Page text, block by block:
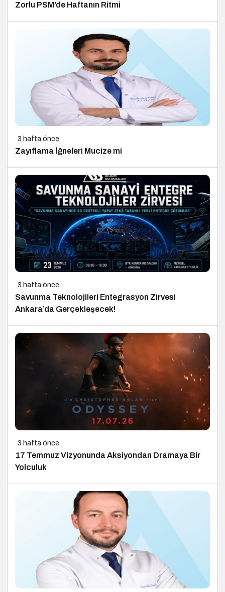
Zorlu PSM’de Haftanın Ritmi
3 hafta önce
Zayıflama İğneleri Mucize mi
3 hafta önce
Savunma Teknolojileri Entegrasyon Zirvesi
Ankara’da Gerçekleşecek!
3 hafta önce
17 Temmuz Vizyonunda Aksiyondan Dramaya Bir
Yolculuk